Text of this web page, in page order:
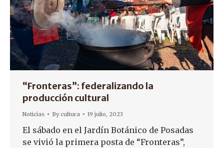
“Fronteras”: federalizando la
producción cultural
Noticias Bycultura 19 julio, 2023
El sábado en el Jardín Botánico de Posadas
se vivió la primera posta de “Fronteras”,